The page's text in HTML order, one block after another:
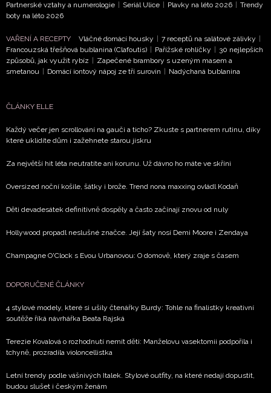
Partnerské vztahy a numerologie
Seriál Ulice Plavky na léto 2026
Trendy
boty na léto 2026
VAŘENÍ A RECEPTY Vláčné domácí housky 7 receptů na salátové zálivky
Francouzská třešňová bublanina (Clafoutis)
Pařížské rohlíčky
30 nejlepších
způsobů, jak využít rybíz
Zapečené brambory s uzeným masem a
smetanou
Domácí iontový nápoj ze tří surovin Nadýchaná bublanina
ČLÁNKY ELLE
Každý večer jen scrollování na gauči a ticho? Zkuste s partnerem rutinu, díky
které uklidíte dům i zažehnete starou jiskru
Za největší hit léta neutratíte ani korunu. Už dávno ho máte ve skříni
Oversized noční košile, šátky i brože. Trend nona maxxing ovládl Kodaň
Děti devadesátek definitivně dospěly a často začínají znovu od nuly
Hollywood propadl neslušné značce. Její šaty nosí Demi Moore i Zendaya
Champagne O'Clock s Evou Urbanovou: O domově, který zraje s časem
DOPORUČENÉ ČLÁNKY
4 stylové modely, které si ušily čtenářky Burdy: Tohle na finalistky kreativní
soutěže říká návrhářka Beata Rajská
Terezie Kovalová o rozhodnutí nemít děti: Manželovu vasektomii podpořila i
tchyně, prozradila violoncellistka
Letní trendy podle vášnivých Italek. Stylové outfity, na které nedají dopustit,
budou slušet i českým ženám